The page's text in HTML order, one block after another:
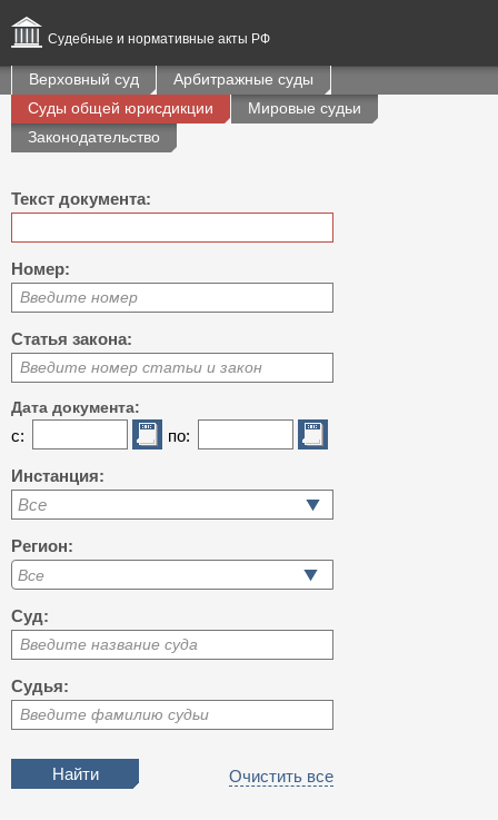
Судебные и нормативные акты РФ
Верховный суд
Арбитражные суды
Суды общей юрисдикции
Мировые судьи
Законодательство
Текст документа:
Номер:
Введите номер
Статья закона:
Введите номер статьи и закон
Дата документа:
с: по:
Инстанция:
Все
Регион:
Суд:
Введите название суда
Судья:
Введите фамилию судьи
Очистить все